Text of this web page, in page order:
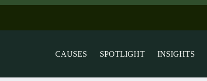
CAUSES SPOTLIGHT INSIGHTS